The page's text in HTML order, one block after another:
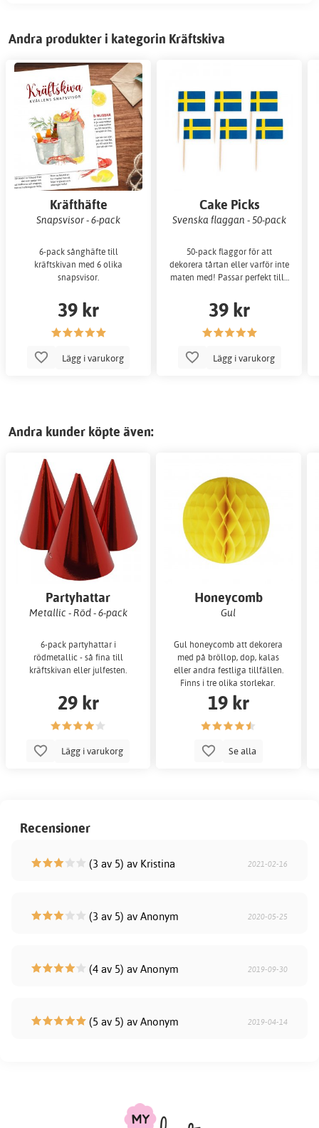
Andra produkter i kategorin Kräftskiva
Kräfthäfte
Snapsvisor - 6-pack
6-pack sånghäfte till
kräftskivan med 6 olika
snapsvisor.
39 kr
Lägg i varukorg
Cake Picks
Svenska flaggan - 50-pack
50-pack flaggor för att
dekorera tårtan eller varför inte
maten med! Passar perfekt till…
39 kr
Lägg i varukorg
Andra kunder köpte även:
Partyhattar
Metallic - Röd - 6-pack
6-pack partyhattar i
rödmetallic - så fina till
kräftskivan eller julfesten.
29 kr
Lägg i varukorg
Honeycomb
Gul
Gul honeycomb att dekorera
med på bröllop, dop, kalas
eller andra festliga tillfällen.
Finns i tre olika storlekar.
19 kr
Se alla
Recensioner
(3 av 5) av Kristina 2021-02-16
(3 av 5) av Anonym 2020-05-25
(4 av 5) av Anonym 2019-09-30
(5 av 5) av Anonym 2019-04-14